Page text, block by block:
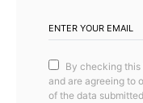
By checking
and are agreeing to
of the data